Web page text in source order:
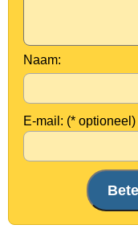
Naam:
E-mail: (* optioneel)